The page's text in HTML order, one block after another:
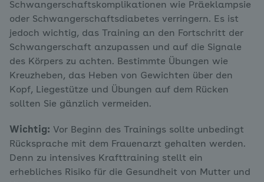
Schwangerschaftskomplikationen wie Präeklampsie
oder Schwangerschaftsdiabetes verringern. Es ist
jedoch wichtig, das Training an den Fortschritt der
Schwangerschaft anzupassen und auf die Signale
des Körpers zu achten. Bestimmte Übungen wie
Kreuzheben, das Heben von Gewichten über den
Kopf, Liegestütze und Übungen auf dem Rücken
sollten Sie gänzlich vermeiden.
Wichtig: Vor Beginn des Trainings sollte unbedingt
Rücksprache mit dem Frauenarzt gehalten werden.
Denn zu intensives Krafttraining stellt ein
erhebliches Risiko für die Gesundheit von Mutter und